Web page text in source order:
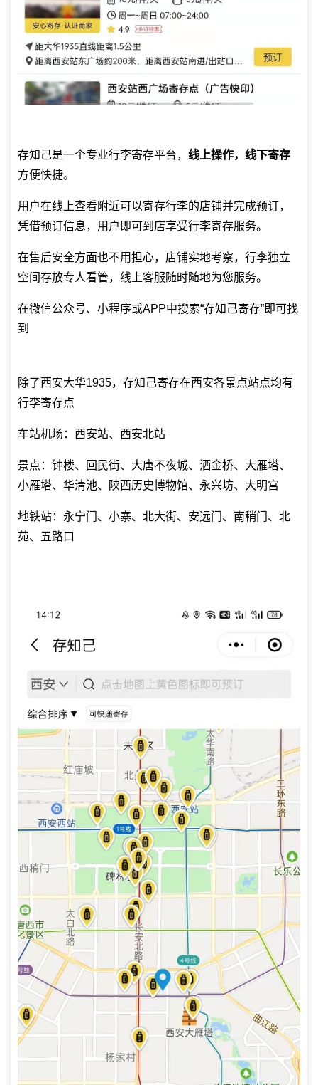
存知己是一个专业行李寄存平台， 线上操作，线下寄存
方便快捷。
用户在线上查看附近可以寄存行李的店铺并完成预订，
凭借预订信息，用户即可到店享受行李寄存服务。
在售后安全方面也不用担心，店铺实地考察，行李独立
空间存放专人看管，线上客服随时随地为您服务。
在微信公众号、小程序或APP中搜索“存知己寄存”即可找
到
除了西安大华1935，存知己寄存在西安各景点站点均有
行李寄存点
车站机场：西安站、西安北站
景点：钟楼、回民街、大唐不夜城、洒金桥、大雁塔、
小雁塔、华清池、陕西历史博物馆、永兴坊、大明宫
地铁站：永宁门、小寨、北大街、安远门、南稍门、北
苑、五路口